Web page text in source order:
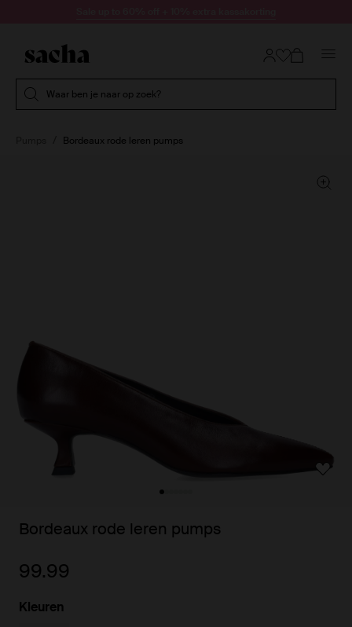
Waar ben je naar op zoek?
Bordeaux rode leren pumps
Bordeaux rode leren pumps
99.99
Kleuren